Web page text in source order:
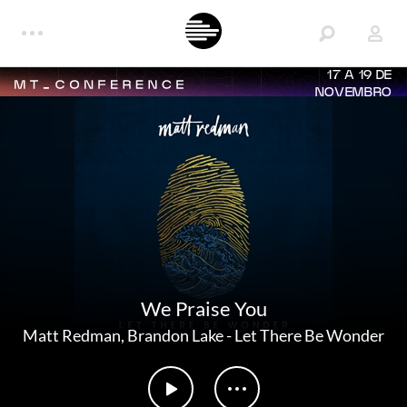
17 A 19 DE
NOVEMBRO
We Praise You
Matt Redman, Brandon Lake-Let There Be Wonder